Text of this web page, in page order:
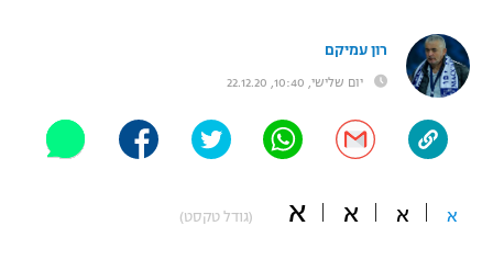
"מחצית בשכונה" – פודקאסט
משתתפים וזוכים בפרסים
טניס
אופניים
ספורט מוטורי
רון עמיקם
יום שלישי, 10:40, 22.12.20
א א א א (גודל טקסט)